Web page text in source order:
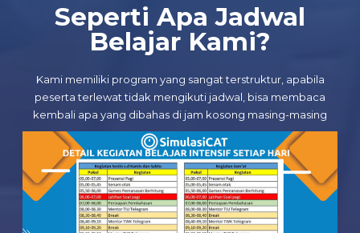
Seperti Apa Jadwal
Belajar Kami?
Kami memiliki program yang sangat terstruktur, apabila
peserta terlewat tidak mengikuti jadwal, bisa membaca
kembali apa yang dibahas di jam kosong masing-masing